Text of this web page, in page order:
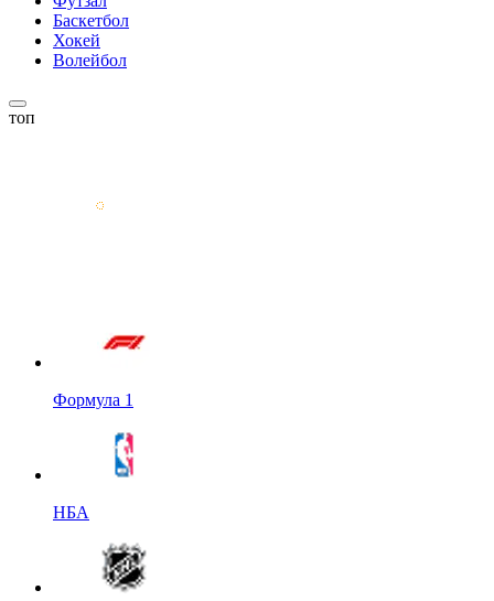
Баскетбол
Хокей
Волейбол
топ
Формула 1
НБА